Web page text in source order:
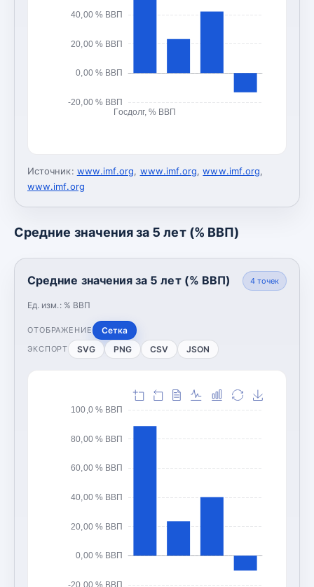
-20,00 % ВВП
0,00 % ВВП
20,00 % ВВП
40,00 % ВВП
Госдолг, % ВВП
Источник: www.imf.org, www.imf.org,www.imf.org,
www.imf.org
Средние значения за 5 лет (% ВВП)
Средние значения за 5 лет (% ВВП)
Ед. изм.: % ВВП
4точек
ОТОБРАЖЕНИЕ Сетка
ЭКСПОРТ SVG PNG CSV JSON
-20,00 % ВВП
0,00 % ВВП
20,00 % ВВП
40,00 % ВВП
60,00 % ВВП
80,00 % ВВП
100,0 % ВВП